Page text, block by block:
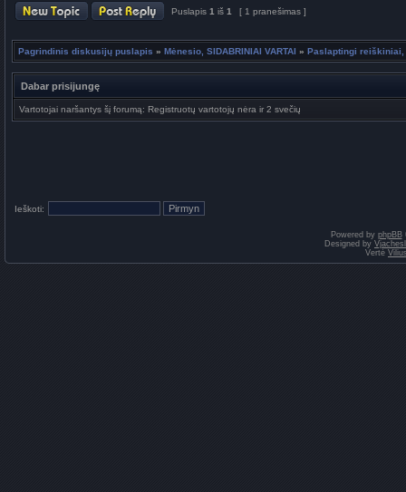
Puslapis 1 iš 1 [ 1 pranešimas ]
Pagrindinis diskusijų puslapis » Mėnesio, SIDABRINIAI VARTAI » Paslaptingi reiškiniai,
Dabar prisijungę
Vartotojai naršantys šį forumą: Registruotų vartotojų nėra ir 2 svečių
Ieškoti:
Powered by phpBB
Designed by
Vertė